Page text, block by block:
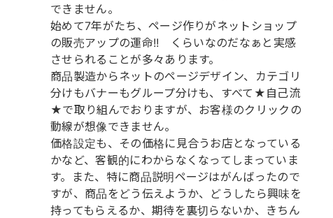
できません。
始めて7年がたち、ページ作りがネットショップ
の販売アップの運命!! くらいなのだなぁと実感
させられることが多々あります。
商品製造からネットのページデザイン、カテゴリ
分けもバナーもグループ分けも、すべて★自己流
★で取り組んでおりますが、お客様のクリックの
動線が想像できません。
価格設定も、その価格に見合うお店となっている
かなど、客観的にわからなくなってしまっていま
す。また、特に商品説明ページはがんばったので
すが、商品をどう伝えようか、どうしたら興味を
持ってもらえるか、期待を裏切らないか、きちん